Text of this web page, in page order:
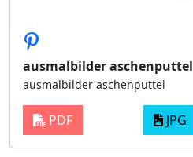
ausmalbilder aschenputtel
ausmalbilder aschenputtel
PDF JPG